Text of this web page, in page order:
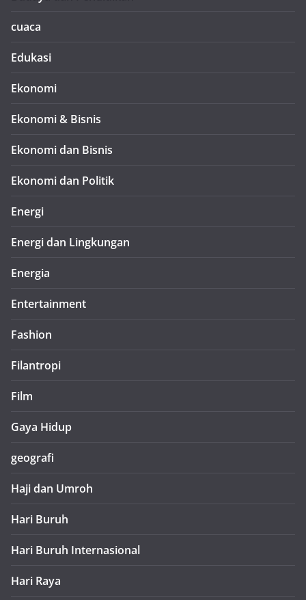
cuaca
Edukasi
Ekonomi
Ekonomi & Bisnis
Ekonomi dan Bisnis
Ekonomi dan Politik
Energi
Energi dan Lingkungan
Energia
Entertainment
Fashion
Filantropi
Film
Gaya Hidup
geografi
Haji dan Umroh
Hari Buruh
Hari Buruh Internasional
Hari Raya